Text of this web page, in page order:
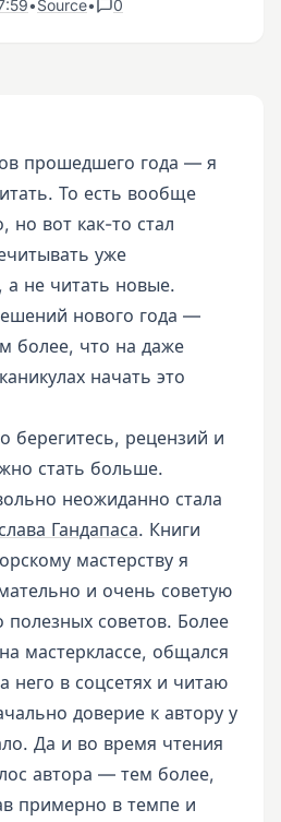
•Source• 0
прошедшего года — я
То есть вообще
но вот как-то стал
уже
а не читать новые.
нового года —
более, что на даже
начать это
берегитесь, рецензий и
стать больше.
неожиданно стала
Гандапаса. Книги
мастерству я
и очень советую
советов. Более
мастерклассе, общался
него в соцсетях и читаю
доверие к автору у
Да и во время чтения
автора — тем более,
примерно в темпе и